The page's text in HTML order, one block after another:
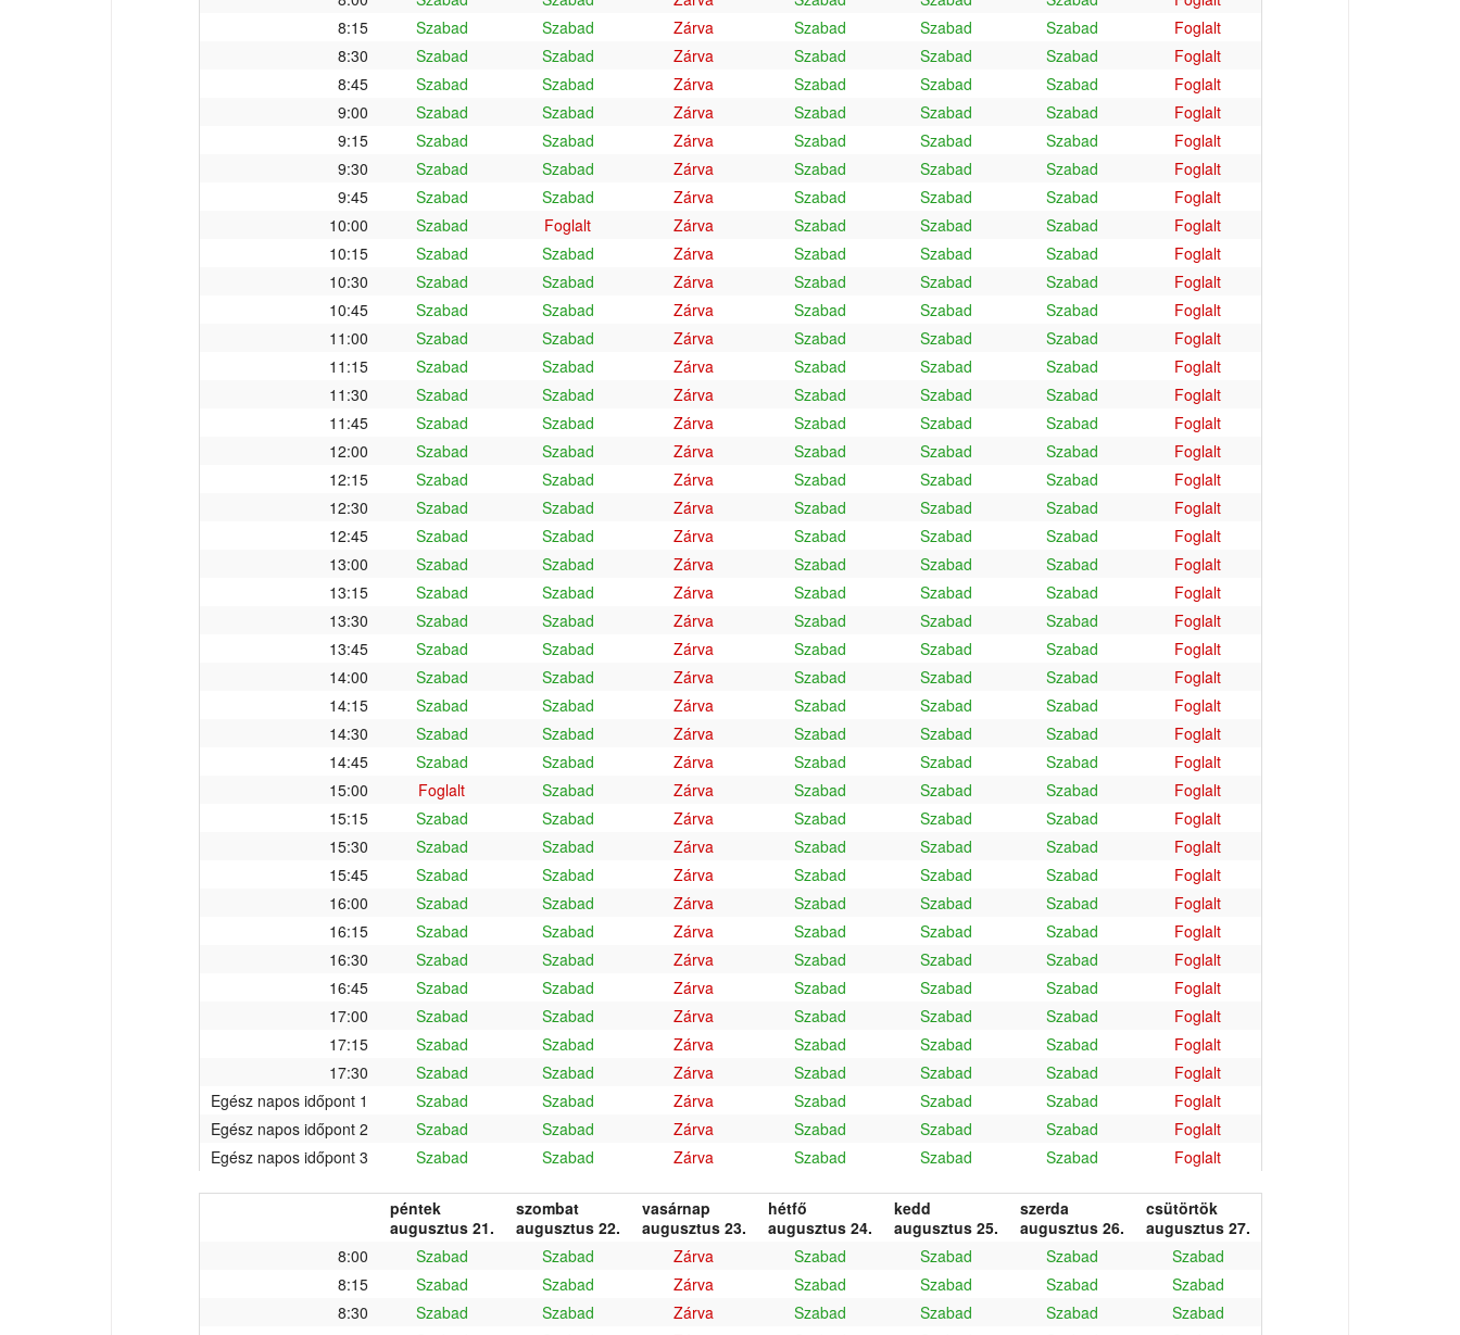
8:15
Szabad Szabad Zárva Szabad Szabad Szabad
Foglalt
8:30
Szabad Szabad Zárva Szabad Szabad Szabad
Foglalt
8:45
Szabad Szabad Zárva Szabad Szabad Szabad
Foglalt
9:00
Szabad Szabad Zárva Szabad Szabad Szabad
Foglalt
9:15
Szabad Szabad Zárva Szabad Szabad Szabad
Foglalt
9:30
Szabad Szabad Zárva Szabad Szabad Szabad
Foglalt
9:45
Szabad Szabad Zárva Szabad Szabad Szabad
Foglalt
10:00
Szabad Foglalt Zárva Szabad Szabad Szabad
Foglalt
10:15
Szabad Szabad Zárva Szabad Szabad Szabad
Foglalt
10:30
Szabad Szabad Zárva Szabad Szabad Szabad
Foglalt
10:45
Szabad Szabad Zárva Szabad Szabad Szabad
Foglalt
11:00
Szabad Szabad Zárva Szabad Szabad Szabad
Foglalt
11:15
Szabad Szabad Zárva Szabad Szabad Szabad
Foglalt
11:30
Szabad Szabad Zárva Szabad Szabad Szabad
Foglalt
11:45
Szabad Szabad Zárva Szabad Szabad Szabad
Foglalt
12:00
Szabad Szabad Zárva Szabad Szabad Szabad
Foglalt
12:15
Szabad Szabad Zárva Szabad Szabad Szabad
Foglalt
12:30
Szabad Szabad Zárva Szabad Szabad Szabad
Foglalt
12:45
Szabad Szabad Zárva Szabad Szabad Szabad
Foglalt
13:00
Szabad Szabad Zárva Szabad Szabad Szabad
Foglalt
13:15
Szabad Szabad Zárva Szabad Szabad Szabad
Foglalt
13:30
Szabad Szabad Zárva Szabad Szabad Szabad
Foglalt
13:45
Szabad Szabad Zárva Szabad Szabad Szabad
Foglalt
14:00
Szabad Szabad Zárva Szabad Szabad Szabad
Foglalt
14:15
Szabad Szabad Zárva Szabad Szabad Szabad
Foglalt
14:30
Szabad Szabad Zárva Szabad Szabad Szabad
Foglalt
14:45
Szabad Szabad Zárva Szabad Szabad Szabad
Foglalt
15:00
Foglalt Szabad Zárva Szabad Szabad Szabad
Foglalt
15:15
Szabad Szabad Zárva Szabad Szabad Szabad
Foglalt
15:30
Szabad Szabad Zárva Szabad Szabad Szabad
Foglalt
15:45
Szabad Szabad Zárva Szabad Szabad Szabad
Foglalt
16:00
Szabad Szabad Zárva Szabad Szabad Szabad
Foglalt
16:15
Szabad Szabad Zárva Szabad Szabad Szabad
Foglalt
16:30
Szabad Szabad Zárva Szabad Szabad Szabad
Foglalt
16:45
Szabad Szabad Zárva Szabad Szabad Szabad
Foglalt
17:00
Szabad Szabad Zárva Szabad Szabad Szabad
Foglalt
17:15
Szabad Szabad Zárva Szabad Szabad Szabad
Foglalt
17:30
Szabad Szabad Zárva Szabad Szabad Szabad
Foglalt
Egész napos időpont 1
Szabad Szabad Zárva Szabad Szabad Szabad
Foglalt
Egész napos időpont 2
Szabad Szabad Zárva Szabad Szabad Szabad
Foglalt
Egész napos időpont 3
Szabad Szabad Zárva Szabad Szabad Szabad Foglalt
péntek
augusztus 21.
szombat
augusztus 22.
vasárnap
augusztus 23.
hétfő
augusztus 24.
kedd
augusztus 25.
szerda
augusztus 26.
csütörtök
augusztus 27.
8:00
Szabad Szabad Zárva Szabad Szabad Szabad
Szabad
8:15
Szabad Szabad Zárva Szabad Szabad Szabad
Szabad
8:30
Szabad Szabad Zárva Szabad Szabad Szabad
Szabad